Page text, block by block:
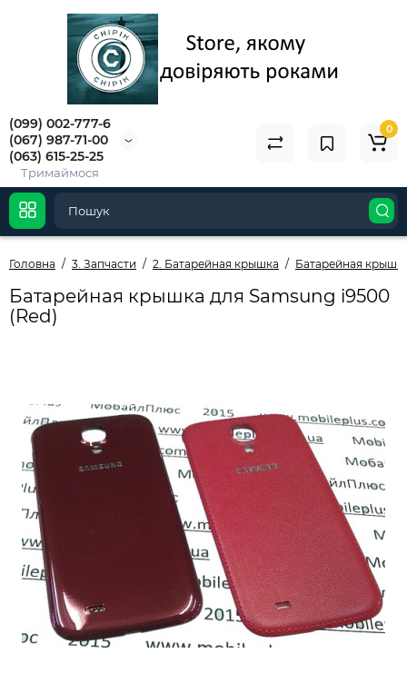
(099) 002-777-6
(067) 987-71-00
(063) 615-25-25
Тримаймося
0
Головна 3. Запчасти 2. Батарейная крышка Батарейная
Батарейная крышка для Samsung i9500
(Red)